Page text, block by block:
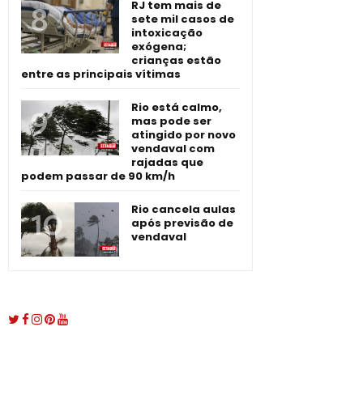
RJ tem mais de
sete mil casos de
intoxicação
exógena;
crianças estão
entre as principais vítimas
Rio está calmo,
mas pode ser
atingido por novo
vendaval com
rajadas que
podem passar de 90 km/h
Rio cancela aulas
após previsão de
vendaval